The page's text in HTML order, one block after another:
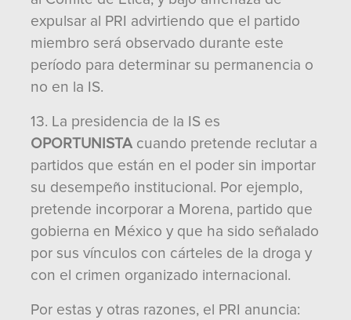
expulsar al PRI advirtiendo que el partido
miembro será observado durante este
período para determinar su permanencia o
no en la IS.
13. La presidencia de la IS es
OPORTUNISTAcuando pretende reclutar a
partidos que están en el poder sin importar
su desempeño institucional. Por ejemplo,
pretende incorporar a Morena, partido que
gobierna en México y que ha sido señalado
por sus vínculos con cárteles de la droga y
con el crimen organizado internacional.
Por estas y otras razones, el PRI anuncia: